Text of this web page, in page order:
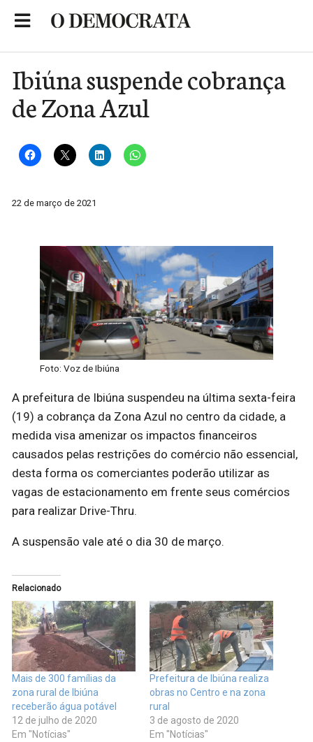
Ibiúna suspende cobrança
de Zona Azul
22 de março de 2021
Foto: Voz de Ibiúna
A prefeitura de Ibiúna suspendeu na última sexta-feira
(19) a cobrança da Zona Azul no centro da cidade, a
medida visa amenizar os impactos financeiros
causados pelas restrições do comércio não essencial,
desta forma os comerciantes poderão utilizar as
vagas de estacionamento em frente seus comércios
para realizar Drive-Thru.
A suspensão vale até o dia 30 de março.
Relacionado
Mais de 300 famílias da
zona rural de Ibiúna
receberão água potável
12 de julho de 2020
Em "Notícias"
Prefeitura de Ibiúna realiza
obras no Centro e na zona
rural
3 de agosto de 2020
Em "Notícias"